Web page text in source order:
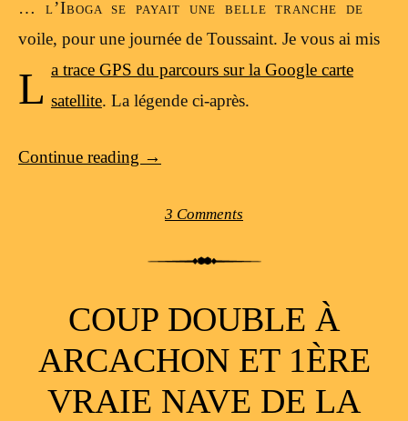
… l’Iboga se payait une belle tranche de
voile, pour une journée de Toussaint. Je vous ai mis
l a trace GPS du parcours sur la Google carte
satellite. La légende ci-après.
Continue reading →
3 Comments
COUP DOUBLE À
ARCACHON ET 1ÈRE
VRAIE NAVE DE LA